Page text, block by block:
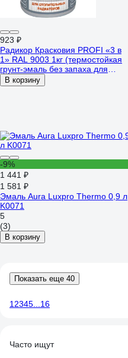
923 ₽
Радикор Красковия PROFI «3 в
1» RAL 9003 1кг (термостойкая
грунт-эмаль без запаха для
радиаторов и батарей) ER-
00006162
В корзину
-9%
1 441 ₽
1 581 ₽
Эмаль Aura Luxpro Thermo 0,9 л
K0071
5
(3)
В корзину
Показать еще 40
1 2345 16
Часто ищут